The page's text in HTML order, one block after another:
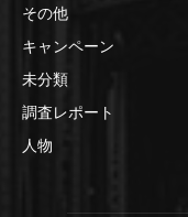
その他
キャンペーン
未分類
調査レポート
人物